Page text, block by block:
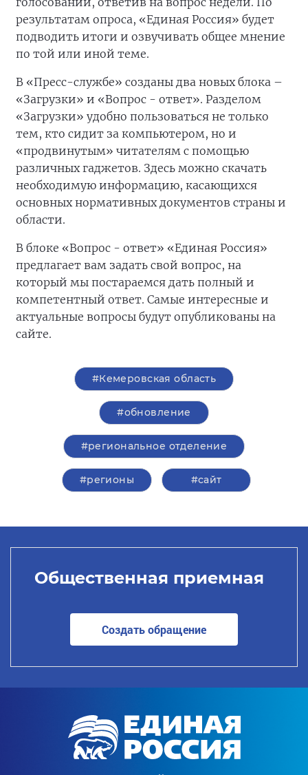
результатам опроса, «Единая Россия» будет
подводить итоги и озвучивать общее мнение
по той или иной теме.
В «Пресс-службе» созданы два новых блока –
«Загрузки» и «Вопрос - ответ». Разделом
«Загрузки» удобно пользоваться не только
тем, кто сидит за компьютером, но и
«продвинутым» читателям с помощью
различных гаджетов. Здесь можно скачать
необходимую информацию, касающихся
основных нормативных документов страны и
области.
В блоке «Вопрос - ответ» «Единая Россия»
предлагает вам задать свой вопрос, на
который мы постараемся дать полный и
компетентный ответ. Самые интересные и
актуальные вопросы будут опубликованы на
сайте.
#Кемеровская область
#обновление
#региональное отделение
#регионы #сайт
Общественная приемная
Создать обращение